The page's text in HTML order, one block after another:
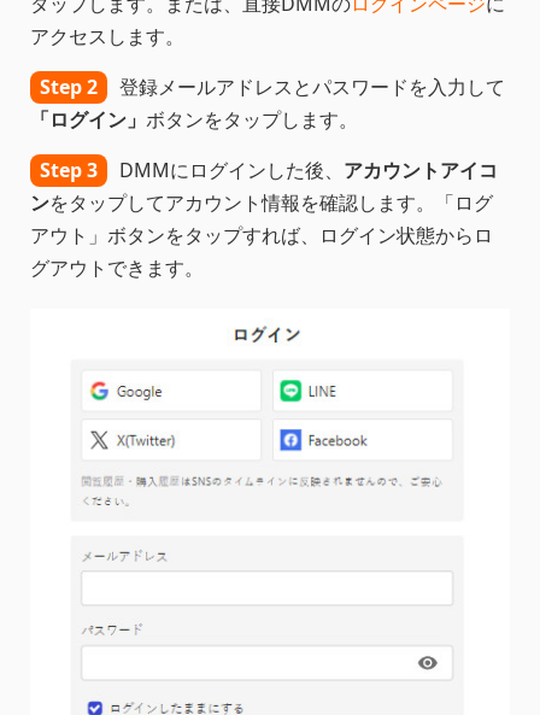
アクセスします。
Step 2
登録メールアドレスとパスワードを入力して
「ログイン」 ボタンをタップします。
Step 3
DMMにログインした後、 アカウントアイコ
ンをタップしてアカウント情報を確認します。「ログ
アウト」ボタンをタップすれば、ログイン状態からロ
グアウトできます。